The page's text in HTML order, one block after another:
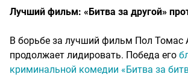
Лучший фильм: «Битва за другой»
В борьбе за лучший фильм Пол Томас
продолжает лидировать. Победа его
криминальной комедии «Битва за